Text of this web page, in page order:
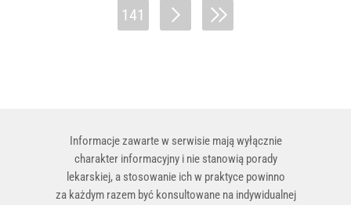
141
Informacje zawarte w serwisie mają wyłącznie
charakter informacyjny i nie stanowią porady
lekarskiej, a stosowanie ich w praktyce powinno
za każdym razem być konsultowane na indywidualnej